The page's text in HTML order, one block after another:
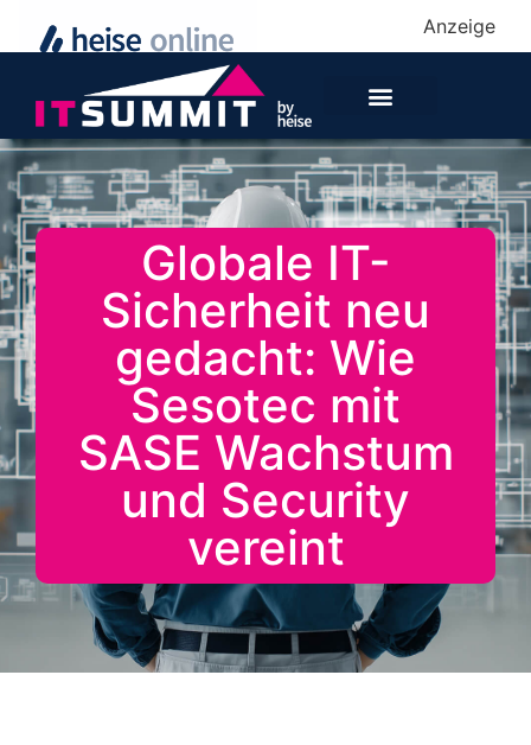
Anzeige
Globale IT-
Sicherheit neu
gedacht: Wie
Sesotec mit
SASE Wachstum
und Security
vereint